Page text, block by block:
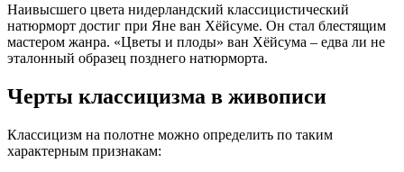
Наивысшего цвета нидерландский классицистический
натюрморт достиг при Яне ван Хёйсуме. Он стал блестящим
мастером жанра. «Цветы и плоды» ван Хёйсума – едва ли не
эталонный образец позднего натюрморта.
Черты классицизма в живописи
Классицизм на полотне можно определить по таким
характерным признакам: